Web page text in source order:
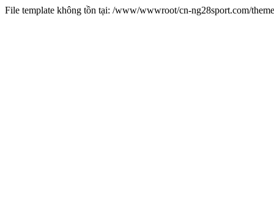
File template không tồn tại: /www/wwwroot/cn-ng28sport.com/